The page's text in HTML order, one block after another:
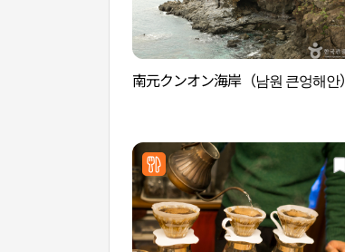
南元クンオン海岸（남원 큰엉해안）